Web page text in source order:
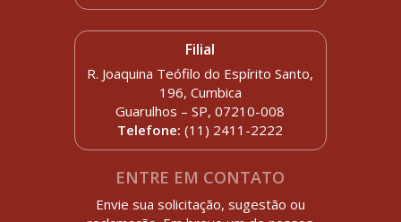
Filial
R. Joaquina Teófilo do Espírito Santo,
196, Cumbica
Guarulhos – SP, 07210-008
Telefone: (11) 2411-2222
ENTRE EM CONTATO
Envie sua solicitação, sugestão ou